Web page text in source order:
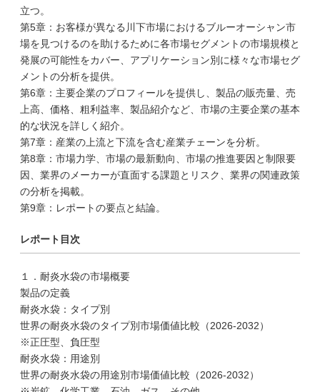
立つ。
第5章：お客様が異なる川下市場におけるブルーオーシャン市
場を見つけるのを助けるために各市場セグメントの市場規模と
発展の可能性をカバー、アプリケーション別に様々な市場セグ
メントの分析を提供。
第6章：主要企業のプロフィールを提供し、製品の販売量、売
上高、価格、粗利益率、製品紹介など、市場の主要企業の基本
的な状況を詳しく紹介。
第7章：産業の上流と下流を含む産業チェーンを分析。
第8章：市場力学、市場の最新動向、市場の推進要因と制限要
因、業界のメーカーが直面する課題とリスク、業界の関連政策
の分析を掲載。
第9章：レポートの要点と結論。
レポート目次
１．耐炎水袋の市場概要
製品の定義
耐炎水袋：タイプ別
世界の耐炎水袋のタイプ別市場価値比較（2026-2032）
※正圧型、負圧型
耐炎水袋：用途別
世界の耐炎水袋の用途別市場価値比較（2026-2032）